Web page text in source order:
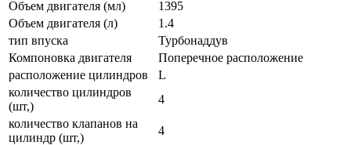
Объем двигателя (мл)
1395
Объем двигателя (л)
1.4
тип впуска
Турбонаддув
Компоновка двигателя
Поперечное расположение
расположение цилиндров
L
количество цилиндров
(шт,)
4
количество клапанов на
цилиндр (шт,)
4